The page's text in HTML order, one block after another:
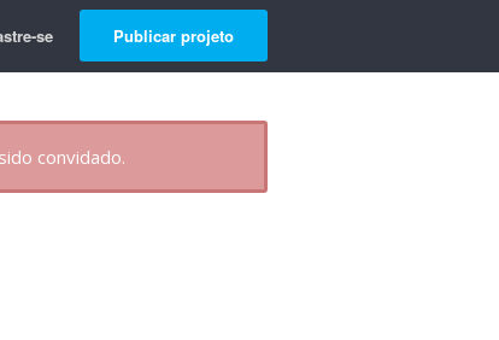
se Publicar projeto
convidado.